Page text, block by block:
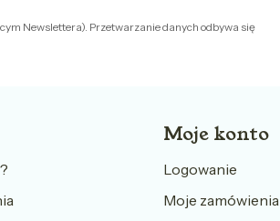
Newslettera). Przetwarzanie danych odbywa się
Moje konto
Logowanie
Moje zamówienia